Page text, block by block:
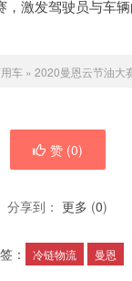
，激发驾驶员与
车» 2020曼恩云节油大
赞 (0)
分享到： 更多 (0)
： 冷链物流 曼恩